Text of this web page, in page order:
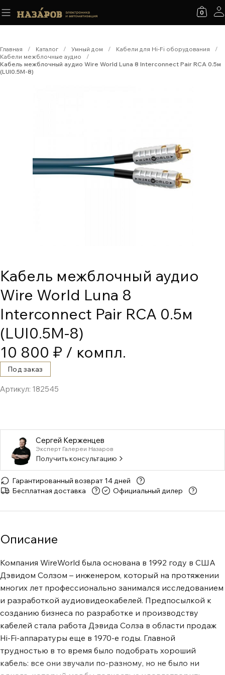
0
Главная / Каталог / Умный дом / Кабели для Hi-Fi оборудования
/
Кабели межблочные аудио
/
Кабель межблочный аудио Wire World Luna 8 Interconnect Pair RCA 0.5м
(LUI0.5M-8)
Кабель межблочный аудио
Wire World Luna 8
Interconnect Pair RCA 0.5м
(LUI0.5M-8)
10 800 ₽ / компл.
Под заказ
Артикул: 182545
Сергей Керженцев
Эксперт Галереи Назаров
Получить консультацию
Гарантированный возврат 14 дней
Бесплатная доставка
Официальный дилер
Описание
Компания WireWorld была основана в 1992 году в США
Дэвидом Солзом – инженером, который на протяжении
многих лет профессионально занимался исследованием
и разработкой аудиовидеокабелей. Предпосылкой к
созданию бизнеса по разработке и производству
кабелей стала работа Дэвида Солза в области продаж
Hi-Fi-аппаратуры еще в 1970-е годы. Главной
трудностью в то время было подобрать хороший
кабель: все они звучали по-разному, но не было ни